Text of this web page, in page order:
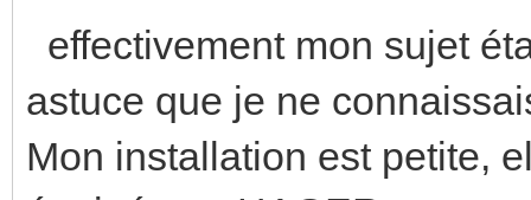
effectivement mon sujet
astuce que je ne
Mon installation est petite,